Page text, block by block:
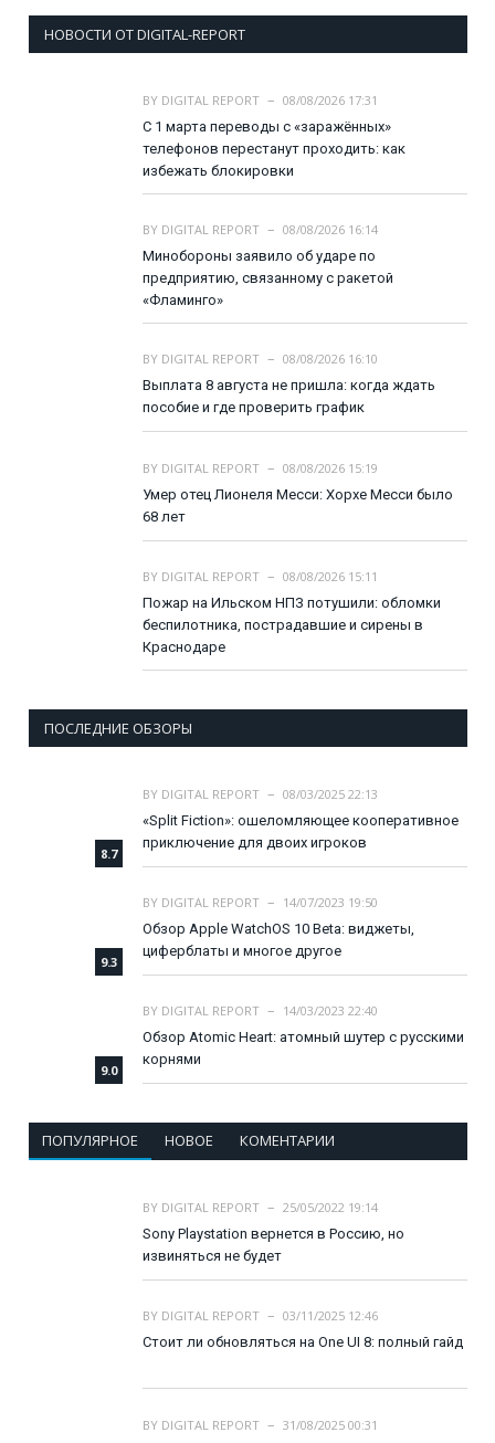
НОВОСТИ ОТ DIGITAL-REPORT
BY DIGITAL REPORT
08/08/2026 17:31
С 1 марта переводы с «заражённых»
телефонов перестанут проходить: как
избежать блокировки
BY DIGITAL REPORT
08/08/2026 16:14
Минобороны заявило об ударе по
предприятию, связанному с ракетой
«Фламинго»
BY DIGITAL REPORT
08/08/2026 16:10
Выплата 8 августа не пришла: когда ждать
пособие и где проверить график
BY DIGITAL REPORT
08/08/2026 15:19
Умер отец Лионеля Месси: Хорхе Месси было
68 лет
BY DIGITAL REPORT
08/08/2026 15:11
Пожар на Ильском НПЗ потушили: обломки
беспилотника, пострадавшие и сирены в
Краснодаре
ПОСЛЕДНИЕ ОБЗОРЫ
8.7
BY DIGITAL REPORT
08/03/2025 22:13
«Split Fiction»: ошеломляющее кооперативное
приключение для двоих игроков
9.3
BY DIGITAL REPORT
14/07/2023 19:50
Обзор Apple WatchOS 10 Beta: виджеты,
циферблаты и многое другое
9.0
BY DIGITAL REPORT
14/03/2023 22:40
Обзор Atomic Heart: атомный шутер с русскими
корнями
ПОПУЛЯРНОЕ НОВОЕ КОМЕНТАРИИ
BY DIGITAL REPORT
25/05/2022 19:14
Sony Playstation вернется в Россию, но
извиняться не будет
BY DIGITAL REPORT
03/11/2025 12:46
Стоит ли обновляться на One UI 8: полный гайд
BY DIGITAL REPORT
31/08/2025 00:31